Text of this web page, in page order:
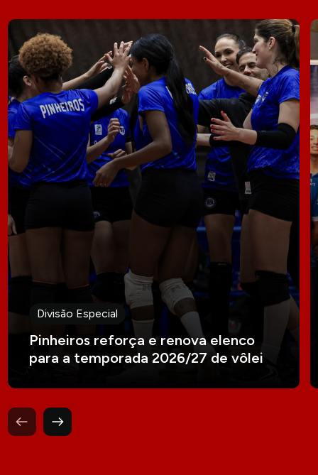
Divisão Especial
Pinheiros reforça e renova elenco
para a temporada 2026/27 de vôlei